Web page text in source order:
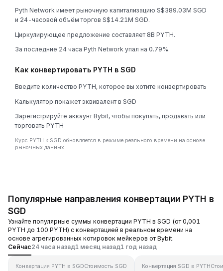
Pyth Network имеет рыночную капитализацию S$389.03M SGD
и 24-часовой объём торгов S$14.21M SGD.
Циркулирующее предложение составляет 8B PYTH.
За последние 24 часа Pyth Network упал на 0.79%.
Как конвертировать PYTH в SGD
Введите количество PYTH, которое вы хотите конвертировать
Калькулятор покажет эквивалент в SGD
Зарегистрируйте аккаунт Bybit, чтобы покупать, продавать или
торговать PYTH
Курс PYTH к SGD обновляется в режиме реального времени на основе
рыночных данных.
Популярные направления конвертации PYTH в
SGD
Узнайте популярные суммы конвертации PYTH в SGD (от 0,001
PYTH до 100 PYTH) с конвертацией в реальном времени на
основе агрегированных котировок мейкеров от Bybit.
Сейчас24 часа назад1 месяц назад1 год назад
Конвертация PYTH в SGDСтоимость SGD Конвертация SGD в PYTH